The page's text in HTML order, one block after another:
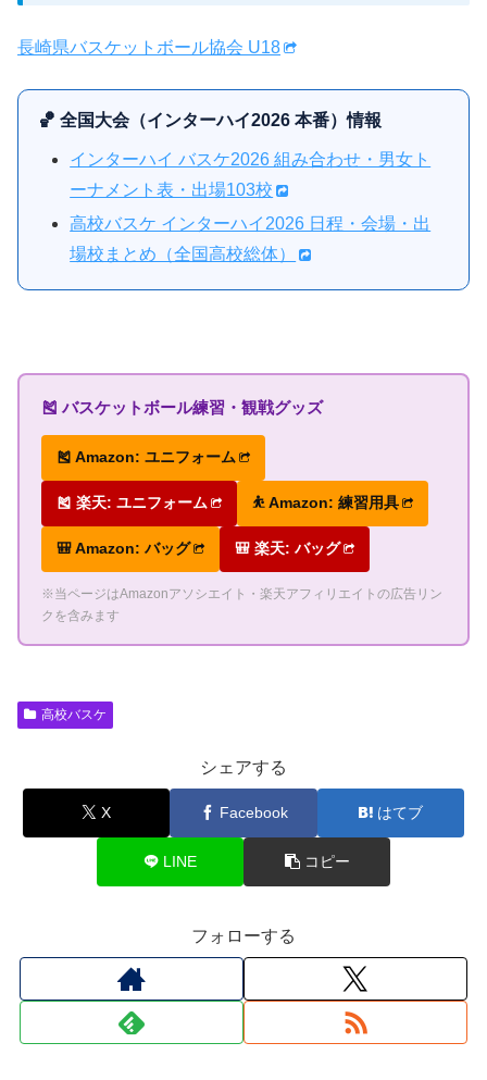
長崎県バスケットボール協会 U18
🏀 全国大会（インターハイ2026 本番）情報
インターハイ バスケ2026 組み合わせ・男女ト
ーナメント表・出場103校
高校バスケ インターハイ2026 日程・会場・出
場校まとめ（全国高校総体）
🎽 バスケットボール練習・観戦グッズ
🎽 Amazon: ユニフォーム
🎽 楽天: ユニフォーム ⛹ Amazon: 練習用具
🎒 Amazon: バッグ 🎒 楽天: バッグ
※当ページはAmazonアソシエイト・楽天アフィリエイトの広告リン
クを含みます
高校バスケ
シェアする
X Facebook はてブ
LINE コピー
フォローする